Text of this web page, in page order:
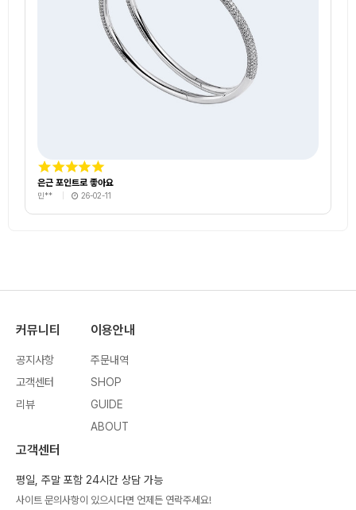
은근 포인트로 좋아요
민** 26-02-11
커뮤니티
공지사항
고객센터
리뷰
이용안내
주문내역
SHOP
GUIDE
ABOUT
고객센터
평일, 주말 포함 24시간 상담 가능
사이트 문의사항이 있으시다면 언제든 연락주세요!